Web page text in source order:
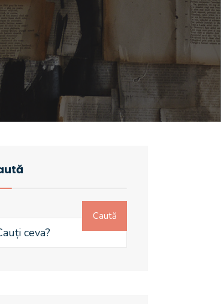
Caută